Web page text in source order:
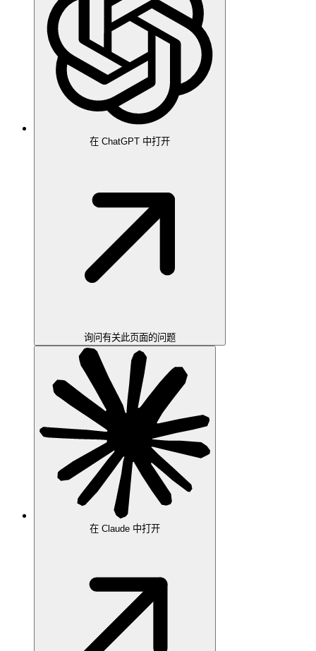
在 ChatGPT 中打开
询问有关此页面的问题
在 Claude 中打开